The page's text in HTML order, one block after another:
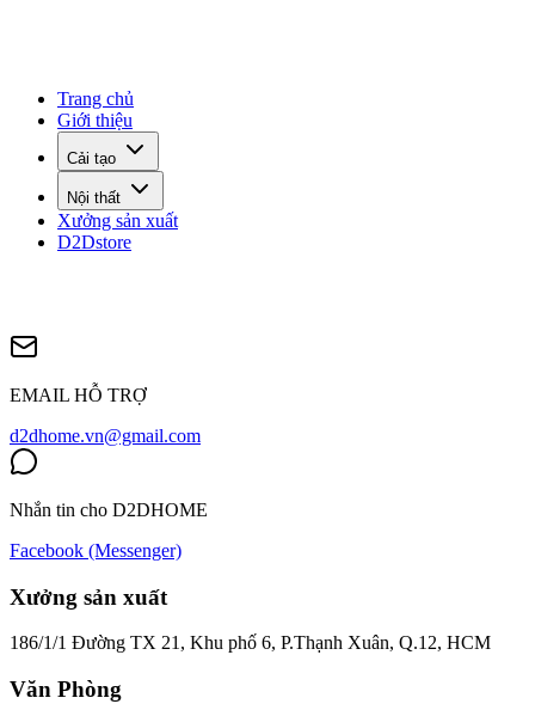
Trang chủ
Giới thiệu
Cải tạo
Nội thất
Xưởng sản xuất
D2Dstore
EMAIL HỖ TRỢ
d2dhome.vn@gmail.com
Nhắn tin cho D2DHOME
Facebook (Messenger)
Xưởng sản xuất
186/1/1 Đường TX 21, Khu phố 6, P.Thạnh Xuân, Q.12, HCM
Văn Phòng